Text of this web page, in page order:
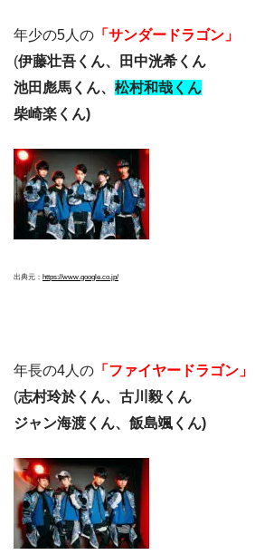
年少の5人の 「サンダードラゴン」
(伊藤壮吾くん、田中洸希くん
池田彪馬くん、 松村和哉くん
柴崎楽くん)
出典元： https://www.google.co.jp/
年長の4人の 「ファイヤードラゴン」
(志村玲於くん、古川毅くん
ジャン海渡くん、飯島颯くん)